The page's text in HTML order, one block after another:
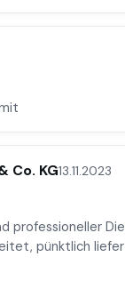
Co. KG13.11.2023
professioneller
pünktlich